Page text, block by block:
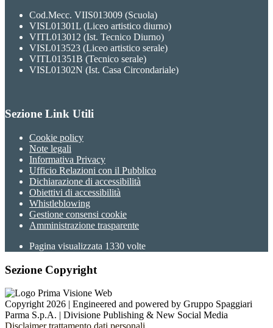
Cod.Mecc. VIIS013009 (Scuola)
VISL01301L (Liceo artistico diurno)
VITL013012 (Ist. Tecnico Diurno)
VISL013523 (Liceo artistico serale)
VITL01351B (Tecnico serale)
VISL01302N (Ist. Casa Circondariale)
Sezione Link Utili
Cookie policy
Note legali
Informativa Privacy
Ufficio Relazioni con il Pubblico
Dichiarazione di accessibilità
Obiettivi di accessibilità
Whistleblowing
Gestione consensi cookie
Amministrazione trasparente
Pagina visualizzata 1330 volte
Sezione Copyright
Copyright 2026 | Engineered and powered by Gruppo Spaggiari
Parma S.p.A. | Divisione Publishing & New Social Media